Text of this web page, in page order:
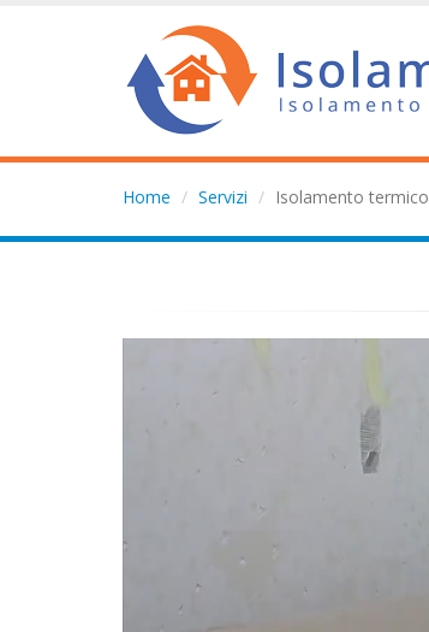
Home Servizi Isolamento termico